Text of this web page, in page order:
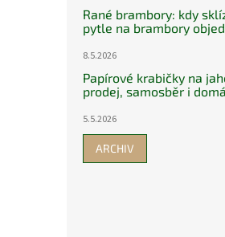
Rané brambory: kdy
pytle na brambory
8.5.2026
Papírové krabičky na
prodej, samosběr i
5.5.2026
ARCHIV